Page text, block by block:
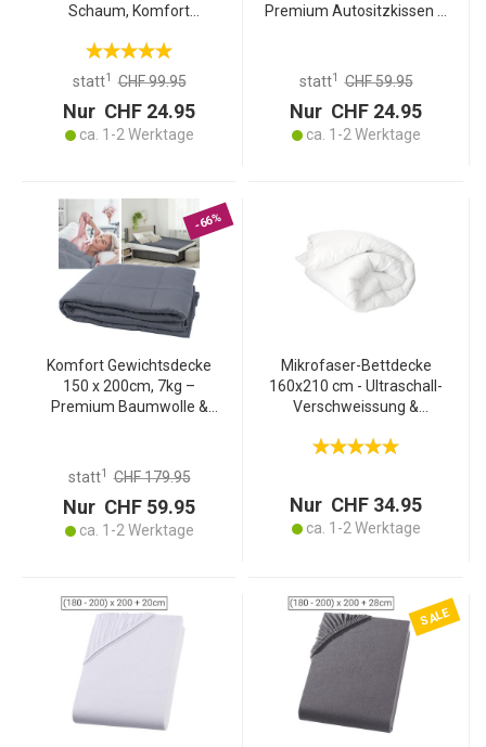
Schaum, Komfort
Becken, Rücken und
Steissbein, für Stuhl,
Auto
statt1 CHF 99.95
Nur CHF 24.95
ca. 1-2 Werktage
Premium Autositzkissen &
langem Sitzen,
statt1 CHF 59.95
Nur CHF 24.95
ca. 1-2 Werktage
-66%
Komfort Gewichtsdecke
150 x 200cm, 7kg –
Premium Baumwolle &
Schlaf & Stressreduktion
statt1 CHF 179.95
Nur CHF 59.95
ca. 1-2 Werktage
Mikrofaser-Bettdecke
160x210 cm - Ultraschall-
Verschweissung &
weich, langlebig &
Nur CHF 34.95
ca. 1-2 Werktage
SALE